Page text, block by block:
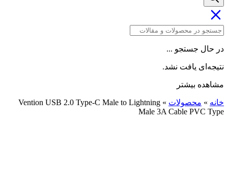
در حال جستجو ...
نتیجه‌ای یافت نشد.
مشاهده بیشتر
خانه » محصولات »
Vention USB 2.0 Type-C Male to Lightning
Male 3A Cable PVC Type